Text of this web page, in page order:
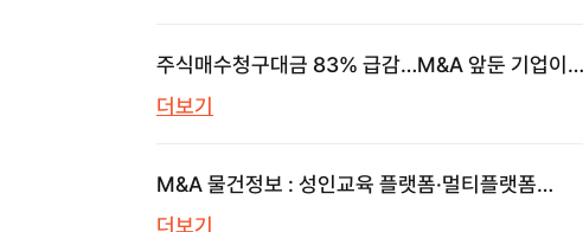
주식매수청구대금 83% 급감…M&A 앞둔 기업이
놓치면 안 될 신호
더보기
M&A 물건정보 : 성인교육 플랫폼·멀티플랫폼
의류쇼핑몰·프롭테크 | 브릿지코드 M&A센터·
더보기